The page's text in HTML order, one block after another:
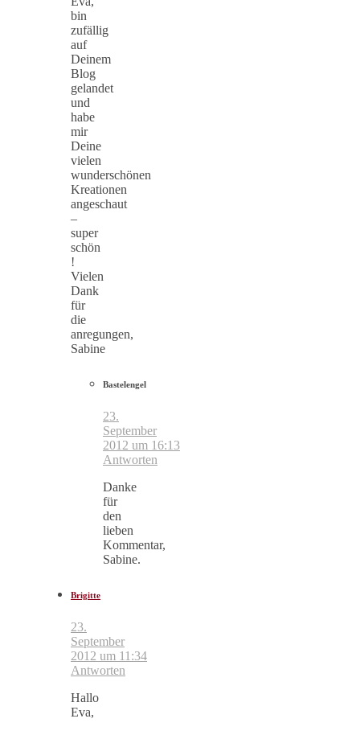
bin
zufällig
auf
Deinem
Blog
gelandet
und
habe
mir
Deine
vielen
wunderschönen
Kreationen
angeschaut
–
super
schön
!
Vielen
Dank
für
die
anregungen,
Sabine
Bastelengel
23.
September
2012 um 16:13
Antworten
Danke
für
den
lieben
Kommentar,
Sabine.
Brigitte
23.
September
2012 um 11:34
Antworten
Hallo
Eva,